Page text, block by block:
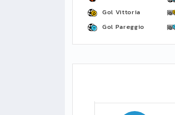
Gol Vittoria
Gol Pareggio